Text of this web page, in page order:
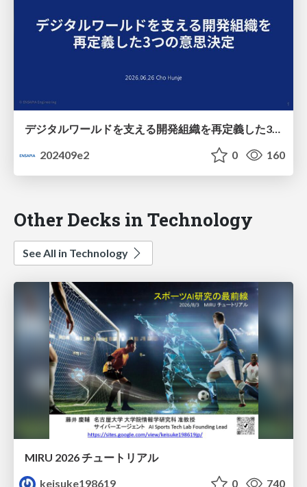
デジタルワールドを支える開発組織を再定義した3つの意思決定
202409e2
0 160
Other Decks in Technology
See All in Technology
MIRU 2026 チュートリアル
keisuke198619
0 740